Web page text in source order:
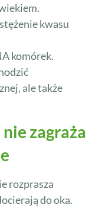
kwasu
komórek.
ale także
zagraża
rozprasza
do oka.